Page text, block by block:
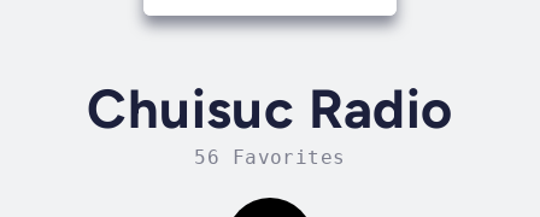
Chuisuc Radio
56 Favorites